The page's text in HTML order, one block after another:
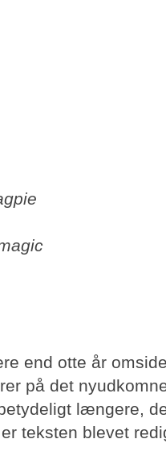
end otte år
på det
længere,
teksten blevet